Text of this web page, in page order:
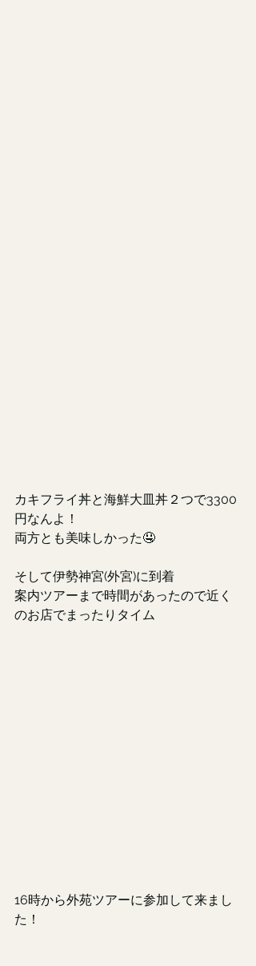
カキフライ丼と海鮮大皿丼２つで3300
円なんよ！
両方とも美味しかった🤤
そして伊勢神宮(外宮)に到着
案内ツアーまで時間があったので近く
のお店でまったりタイム
16時から外苑ツアーに参加して来まし
た！